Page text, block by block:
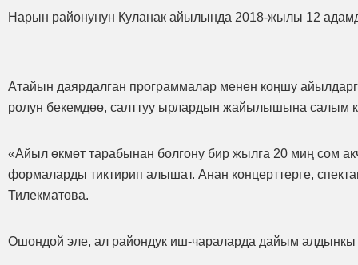
Нарын районунун Куланак айылында 2018-жылы 12
Атайын даярдалган программалар менен коңшу
ролун бекемдөө, салттуу ырлардын жайылышына салым
«Айыл өкмөт тарабынан болгону бир жылга 20 миң сом
формаларды тиктирип алышат. Анан концерттерге,
Тилекматова.
Ошондой эле, ал райондук иш-чараларда дайым алдынкы